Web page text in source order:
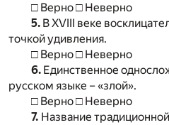
□ Верно □ Неверно
5. В XVIII веке
точкой удивления.
□ Верно □ Неверно
6. Единственное
русском языке – «злой».
□ Верно □ Неверно
7. Название